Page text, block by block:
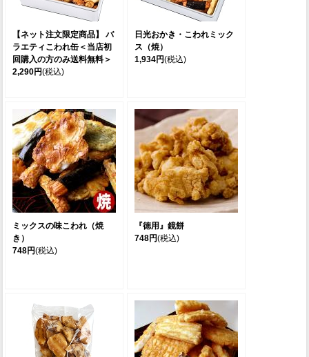
【ネット注文限定商品】 バ
ラエティこわれ缶＜当店初
回購入の方のみ送料無料＞
2,290円(税込)
日光おかき・こわれミック
ス（焼）
1,934円(税込)
ミックスの味こわれ（焼
き）
748円(税込)
『徳用』鏡餅
748円(税込)